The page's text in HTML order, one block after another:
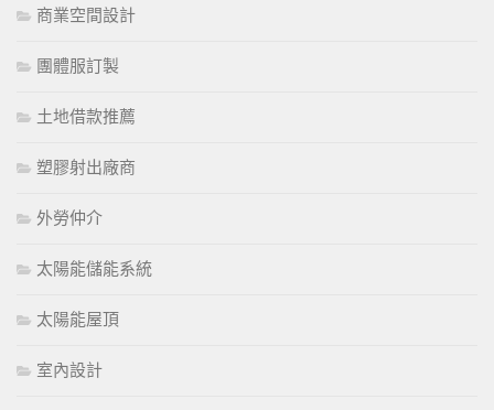
商業空間設計
團體服訂製
土地借款推薦
塑膠射出廠商
外勞仲介
太陽能儲能系統
太陽能屋頂
室內設計